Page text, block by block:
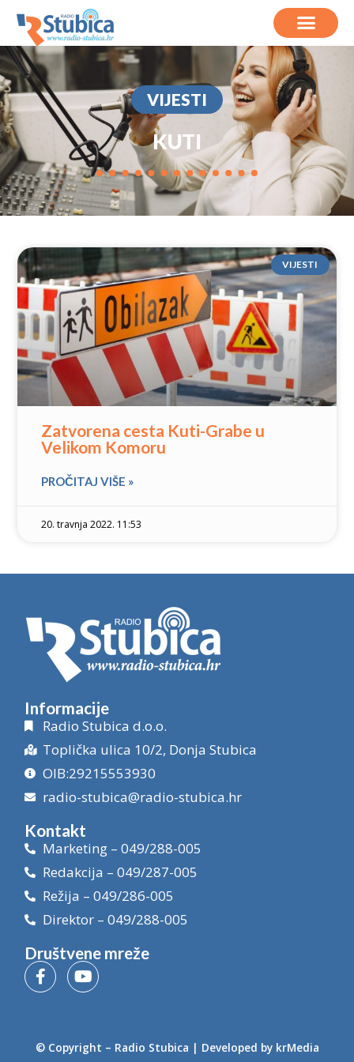
VIJESTI
KUTI
VIJESTI
Zatvorena cesta Kuti-Grabe u
Velikom Komoru
PROČITAJ VIŠE »
20. travnja 2022. 11:53
Informacije
Radio Stubica d.o.o.
Toplička ulica 10/2, Donja Stubica
OIB:29215553930
radio-stubica@radio-stubica.hr
Kontakt
Marketing – 049/288-005
Redakcija – 049/287-005
Režija – 049/286-005
Direktor – 049/288-005
Društvene mreže
© Copyright – Radio Stubica | Developed by krMedia